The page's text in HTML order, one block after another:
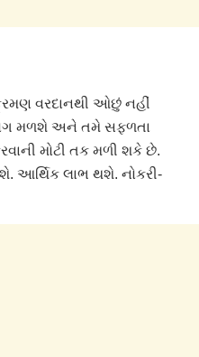
વરદાનથી ઓછું નહીં
મળશે અને તમે સફળતા
મોટી તક મળી શકે છે.
આર્થિક લાભ થશે. નોકરી-